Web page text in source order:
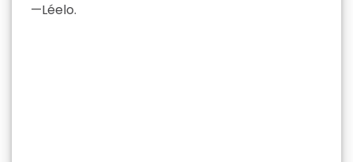
—Léelo.